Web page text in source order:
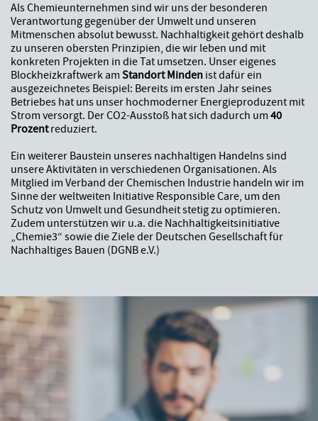
Als Chemieunternehmen sind wir uns der besonderen
Verantwortung gegenüber der Umwelt und unseren
Mitmenschen absolut bewusst. Nachhaltigkeit gehört deshalb
zu unseren obersten Prinzipien, die wir leben und mit
konkreten Projekten in die Tat umsetzen. Unser eigenes
Blockheizkraftwerk am Standort Minden ist dafür ein
ausgezeichnetes Beispiel: Bereits im ersten Jahr seines
Betriebes hat uns unser hochmoderner Energieproduzent mit
Strom versorgt. Der CO2-Ausstoß hat sich dadurch um 40
Prozentreduziert.
Ein weiterer Baustein unseres nachhaltigen Handelns sind
unsere Aktivitäten in verschiedenen Organisationen. Als
Mitglied im Verband der Chemischen Industrie handeln wir im
Sinne der weltweiten Initiative Responsible Care, um den
Schutz von Umwelt und Gesundheit stetig zu optimieren.
Zudem unterstützen wir u.a. die Nachhaltigkeitsinitiative
„Chemie3“ sowie die Ziele der Deutschen Gesellschaft für
Nachhaltiges Bauen (DGNB e.V.)